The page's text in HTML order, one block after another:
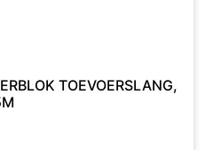
TOEVOERSLANG,